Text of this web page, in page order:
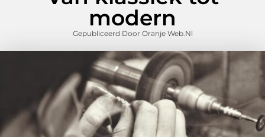
modern
Gepubliceerd Door Oranje Web.nl